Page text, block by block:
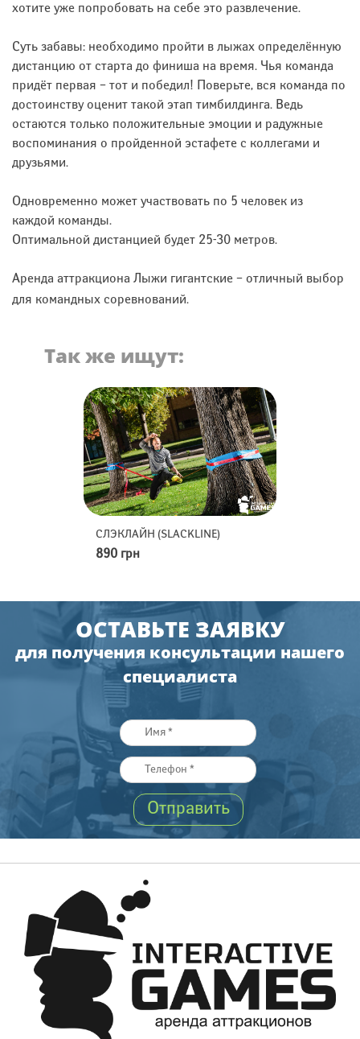
хотите уже попробовать на себе это развлечение.
Суть забавы: необходимо пройти в лыжах определённую
дистанцию от старта до финиша на время. Чья команда
придёт первая – тот и победил! Поверьте, вся команда по
достоинству оценит такой этап тимбилдинга. Ведь
остаются только положительные эмоции и радужные
воспоминания о пройденной эстафете с коллегами и
друзьями.
Одновременно может участвовать по 5 человек из
каждой команды.
Оптимальной дистанцией будет 25-30 метров.
Аренда аттракциона Лыжи гигантские – отличный выбор
для командных соревнований.
Так же ищут:
СЛЭКЛАЙН (SLACKLINE)
890 грн
ОСТАВЬТЕ ЗАЯВКУ
для получения консультации нашего
специалиста